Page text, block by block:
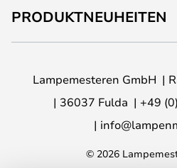
PRODUKTNEUHEITEN
Lampemesteren GmbH
36037 Fulda
+49
© 2026